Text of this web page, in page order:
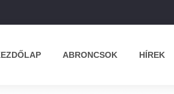
ABRONCSOK HÍREK